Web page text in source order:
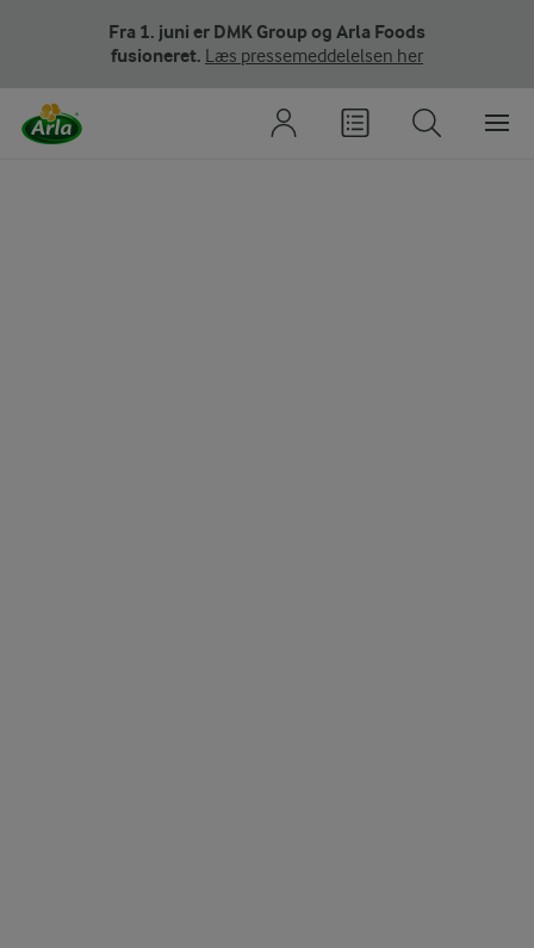
Fra 1. juni er DMK Group og Arla Foods
fusioneret. Læs pressemeddelelsen her